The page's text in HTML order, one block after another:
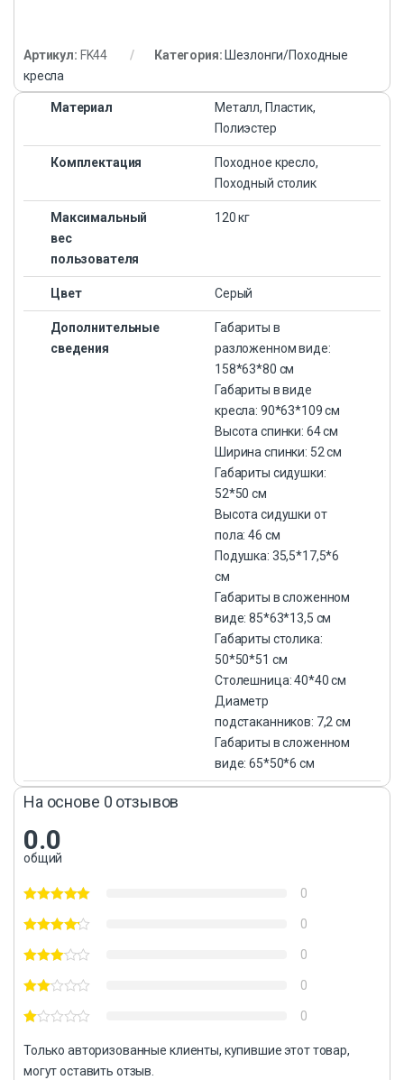
Артикул: FK44 Категория: Шезлонги/Походные
кресла
Материал
Металл, Пластик,
Полиэстер
Комплектация
Походное кресло,
Походный столик
Максимальный
вес
пользователя
120 кг
Цвет Серый
Дополнительные
сведения
Габариты в
разложенном виде:
158*63*80 см
Габариты в виде
кресла: 90*63*109 см
Высота спинки: 64 см
Ширина спинки: 52 см
Габариты сидушки:
52*50 см
Высота сидушки от
пола: 46 см
Подушка: 35,5*17,5*6
см
Габариты в сложенном
виде: 85*63*13,5 см
Габариты столика:
50*50*51 см
Столешница: 40*40 см
Диаметр
подстаканников: 7,2 см
Габариты в сложенном
виде: 65*50*6 см
На основе 0 отзывов
0.0
общий
0
0
0
0
0
Только авторизованные клиенты, купившие этот товар,
могут оставить отзыв.